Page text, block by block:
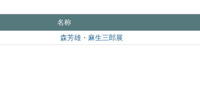
名称
森芳雄・麻生三郎展